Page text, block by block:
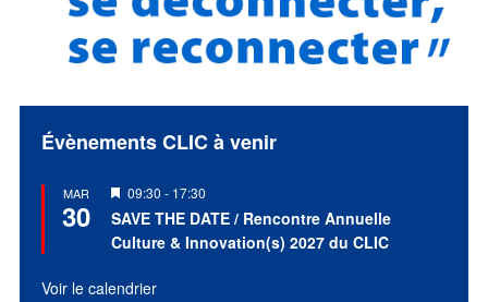
Évènements CLIC à venir
MAR
30
Mis
en
avant
09:30 - 17:30
SAVE THE DATE / Rencontre Annuelle
Culture & Innovation(s) 2027 du CLIC
Voir le calendrier